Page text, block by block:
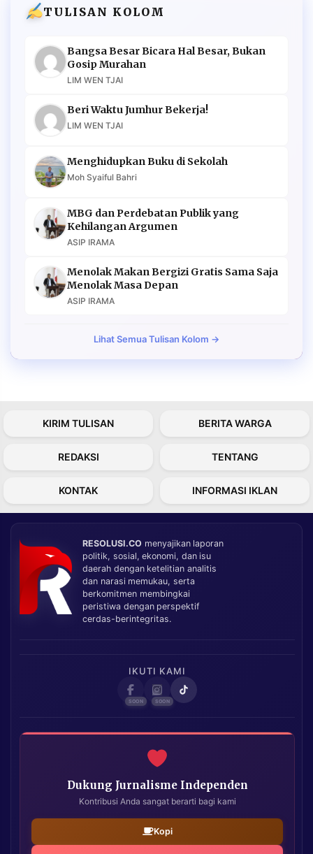
TULISAN KOLOM
Bangsa Besar Bicara Hal Besar, Bukan
Gosip Murahan
LIM WEN TJAI
Beri Waktu Jumhur Bekerja!
LIM WEN TJAI
Menghidupkan Buku di Sekolah
Moh Syaiful Bahri
MBG dan Perdebatan Publik yang
Kehilangan Argumen
ASIP IRAMA
Menolak Makan Bergizi Gratis Sama Saja
Menolak Masa Depan
ASIP IRAMA
Lihat Semua Tulisan Kolom →
KIRIM TULISAN BERITA WARGA
REDAKSI TENTANG
KONTAK INFORMASI IKLAN
RESOLUSI.CO menyajikan laporan
politik, sosial, ekonomi, dan isu
daerah dengan ketelitian analitis
dan narasi memukau, serta
berkomitmen membingkai
peristiwa dengan perspektif
cerdas-berintegritas.
IKUTI KAMI
Dukung Jurnalisme Independen
Kontribusi Anda sangat berarti bagi kami
Kopi